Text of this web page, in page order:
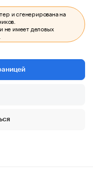
и сгенерирована на
не имеет деловых